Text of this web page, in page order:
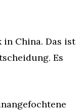
China. Das ist
Es